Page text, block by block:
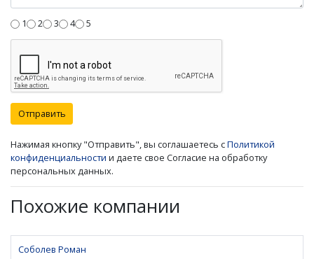
1 2 3 4 5
Отправить
Нажимая кнопку "Отправить", вы соглашаетесь сПолитикой
конфиденциальности и даете свое Согласие на обработку
персональных данных.
Похожие компании
Соболев Роман